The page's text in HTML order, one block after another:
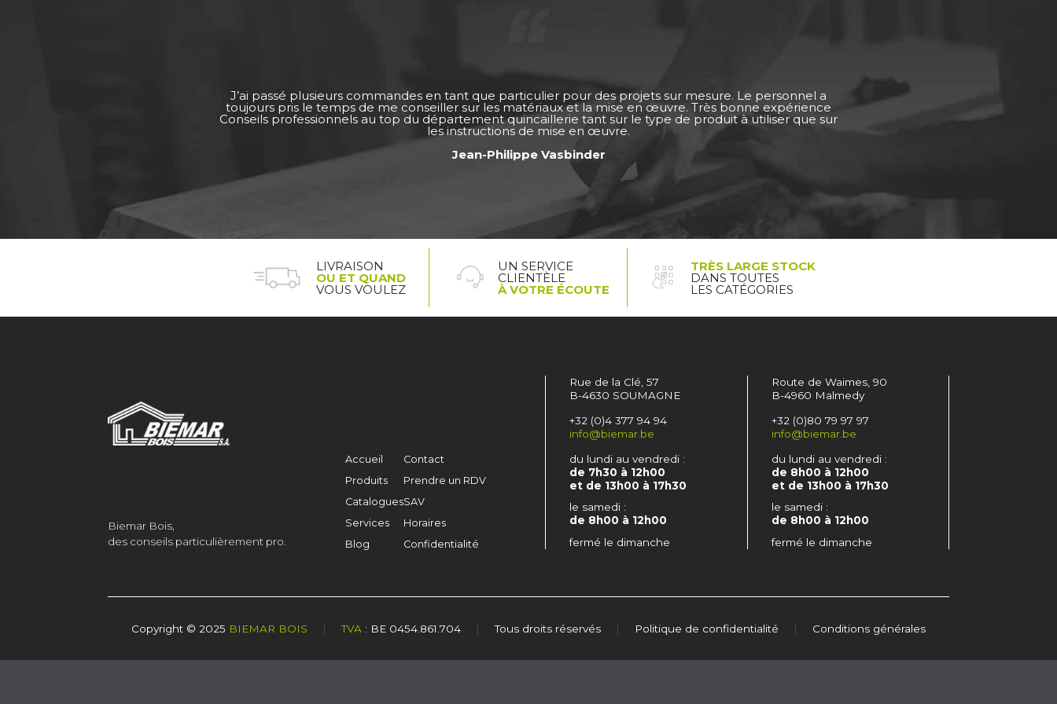
J’ai passé plusieurs commandes en tant que particulier pour des projets sur mesure. Le personnel a
toujours pris le temps de me conseiller sur les matériaux et la mise en œuvre. Très bonne expérience
Conseils professionnels au top du département quincaillerie tant sur le type de produit à utiliser que sur
les instructions de mise en œuvre.
Jean-Philippe Vasbinder
LIVRAISON
OU ET QUAND
VOUS VOULEZ
UN SERVICE
CLIENTÈLE
À VOTRE ÉCOUTE
TRÈS LARGE STOCK
DANS TOUTES
LES CATÉGORIES
Biemar Bois,
des conseils particulièrement pro.
Accueil
Produits
Catalogues
Services
Blog
Contact
Prendre un RDV
SAV
Horaires
Confidentialité
Rue de la Clé, 57
B-4630 SOUMAGNE
+32 (0)4 377 94 94
info@biemar.be
du lundi au vendredi :
de 7h30 à 12h00
et de 13h00 à 17h30
le samedi :
de 8h00 à 12h00
fermé le dimanche
Route de Waimes, 90
B-4960 Malmedy
+32 (0)80 79 97 97
info@biemar.be
du lundi au vendredi :
de 8h00 à 12h00
et de 13h00 à 17h30
le samedi :
de 8h00 à 12h00
fermé le dimanche
Copyright © 2025 BIEMAR BOIS | TVA : BE 0454.861.704 | Tous droits réservés | Politique de confidentialité | Conditions générales